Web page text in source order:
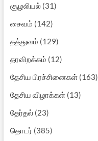
சூழலியல்(31)
சைவம் (142)
தத்துவம் (129)
தரவிறக்கம் (12)
தேசிய பிரச்சினைகள்(163)
தேசிய விழாக்கள்(13)
தேர்தல்(23)
தொடர் (385)